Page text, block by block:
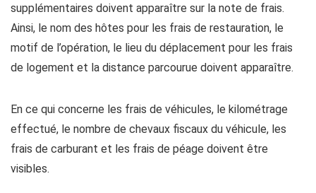
supplémentaires doivent apparaître sur la note de frais.
Ainsi, le nom des hôtes pour les frais de restauration, le
motif de l’opération, le lieu du déplacement pour les frais
de logement et la distance parcourue doivent apparaître.
En ce qui concerne les frais de véhicules, le kilométrage
effectué, le nombre de chevaux fiscaux du véhicule, les
frais de carburant et les frais de péage doivent être
visibles.